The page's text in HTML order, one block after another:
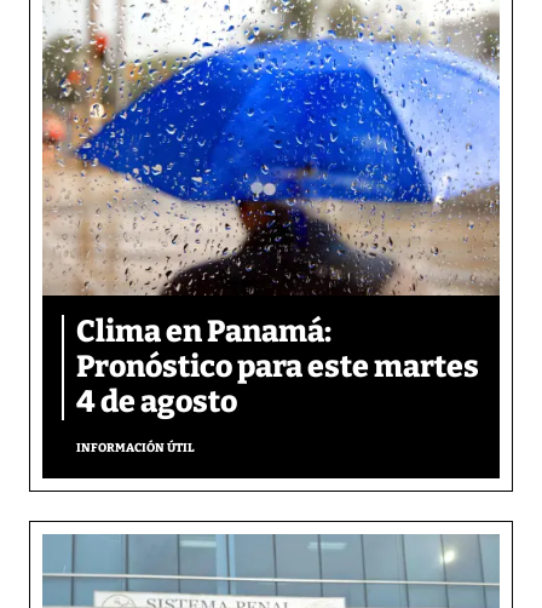
Clima en Panamá:
Pronóstico para este martes
4 de agosto
INFORMACIÓN ÚTIL